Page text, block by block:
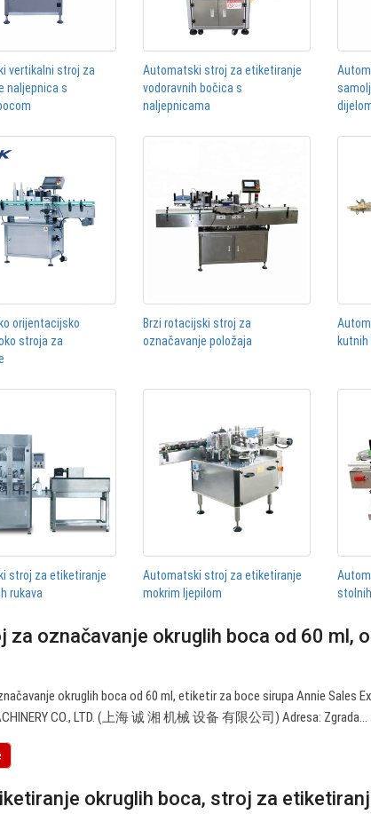
vertikalni stroj za
naljepnica s
Automatski stroj za etiketiranje
vodoravnih bočica s
naljepnicama
orijentacijsko
stroja za
Brzi rotacijski stroj za
označavanje položaja
stroj za etiketiranje
rukava
Automatski stroj za etiketiranje
mokrim ljepilom
za označavanje okruglih boca od 60 ml,
okruglih boca od 60 ml, etiketir za boce sirupa Annie Sales
CO., LTD. (上海 诚 湘 机械 设备 有限公司) Adresa: Zgrada…
okruglih boca, stroj za